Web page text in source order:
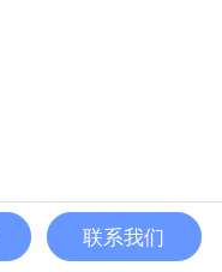
联系我们